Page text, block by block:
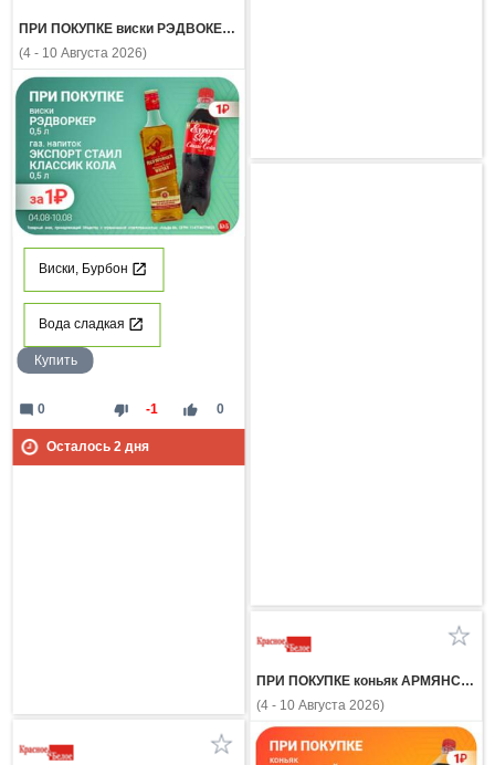
ПРИ ПОКУПКЕ виски РЭДВОКЕР 0,5л газ напиток ЭКСПОРТ СТАЙЛ КЛАССИК КОЛА 0,5л за 1 рубль
(4 - 10 Августа 2026)
Виски, Бурбон
Вода сладкая
Купить
thumb_down -1 thumb_up 0
mode_comment 0
Осталось 2 дня
ПРИ ПОКУПКЕ коньяк АРМЯНСКИЙ 3 ЗВЕЗДЫ 0,5л газ напиток ЭКСПОРТ СТАЙЛ КЛАССИК КОЛА 1 л за 1 рубль
(4 - 10 Августа 2026)